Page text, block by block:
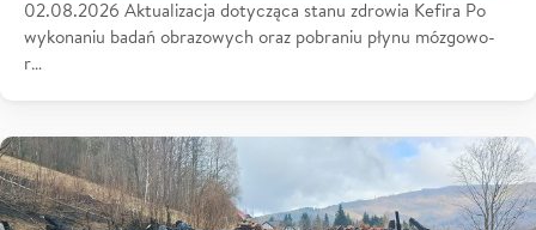
02.08.2026 Aktualizacja dotycząca stanu zdrowia Kefira Po
wykonaniu badań obrazowych oraz pobraniu płynu mózgowo-
r…